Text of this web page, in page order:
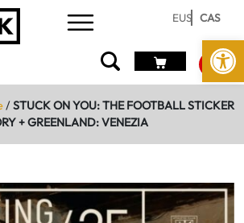
Abrir
EUS CAS
/STUCK ON YOU: THE FOOTBALL STICKER
+ GREENLAND: VENEZIA